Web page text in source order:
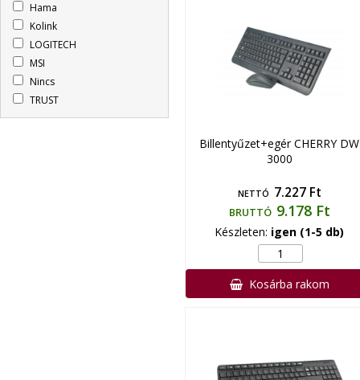
Hama
Kolink
LOGITECH
MSI
Nincs
TRUST
Billentyűzet+egér CHERRY DW
3000
NETTÓ 7.227 Ft
BRUTTÓ 9.178 Ft
Készleten: igen (1-5 db)
Kosárba rakom